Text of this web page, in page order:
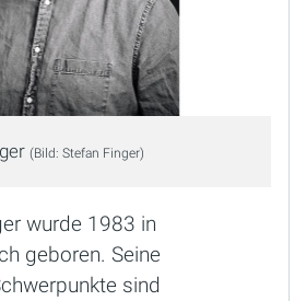
(Bild: Stefan Finger)
wurde 1983 in
geboren. Seine
sind